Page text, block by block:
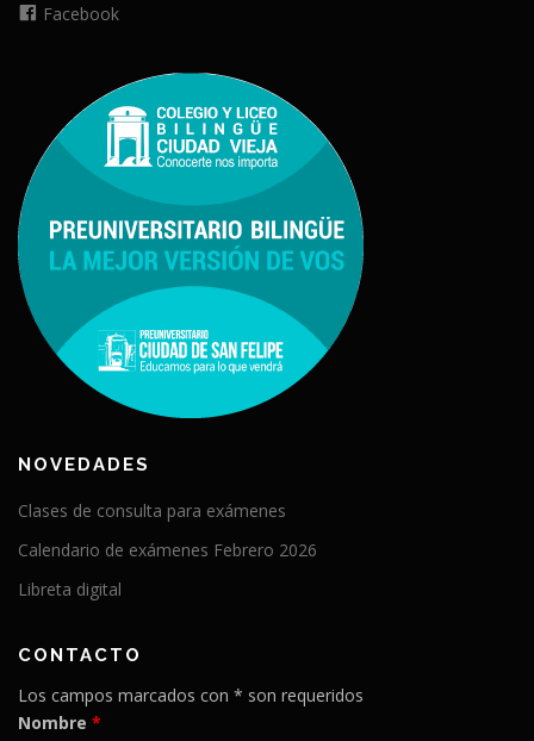
Facebook
NOVEDADES
Clases de consulta para exámenes
Calendario de exámenes Febrero 2026
Libreta digital
CONTACTO
Los campos marcados con * son requeridos
Nombre *